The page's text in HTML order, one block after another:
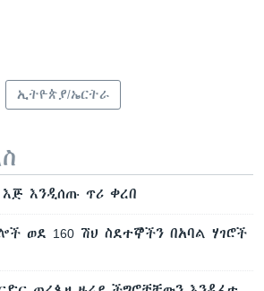
ኢትዮጵያ/ኤርትራ
እንዲሰጡ ጥሪ ቀረበ
ወደ 160 ሽህ ስደተኞችን በአባል ሃገሮች